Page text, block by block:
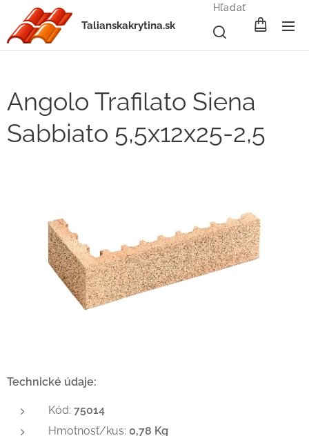
Talianskakrytina.sk
Hľadať
Angolo Trafilato Siena
Sabbiato 5,5x12x25-2,5
Technické údaje:
Kód: 75014
Hmotnosť/kus: 0,78 Kg